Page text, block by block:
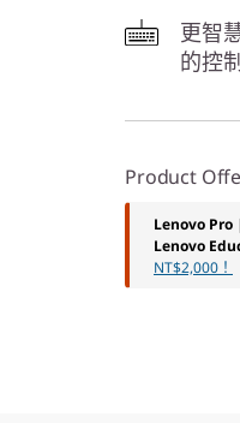
更智
的控
Product
Lenovo Pro
Lenovo
NT$2,000！